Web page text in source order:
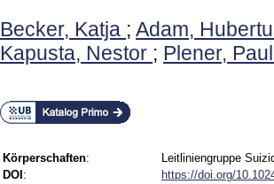
Becker, Katja ; Adam,
Kapusta, Nestor ; Plener,
Körperschaften:
Leitliniengruppe
DOI :
https://doi.org/